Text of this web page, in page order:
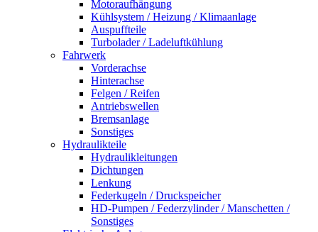
Motoraufhängung
Kühlsystem / Heizung / Klimaanlage
Auspuffteile
Turbolader / Ladeluftkühlung
Fahrwerk
Vorderachse
Hinterachse
Felgen / Reifen
Antriebswellen
Bremsanlage
Sonstiges
Hydraulikteile
Hydraulikleitungen
Dichtungen
Lenkung
Federkugeln / Druckspeicher
HD-Pumpen / Federzylinder / Manschetten /
Sonstiges